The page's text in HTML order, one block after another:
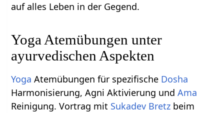
auf alles Leben in der Gegend.
Yoga Atemübungen unter
ayurvedischen Aspekten
Yoga Atemübungen für spezifische Dosha
Harmonisierung, Agni Aktivierung undAma
Reinigung. Vortrag mit Sukadev Bretz beim